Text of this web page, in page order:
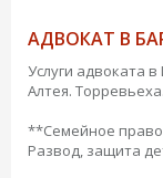
АДВОКАТ В
Услуги адвоката
Алтея.
**Семейное
Развод, защита